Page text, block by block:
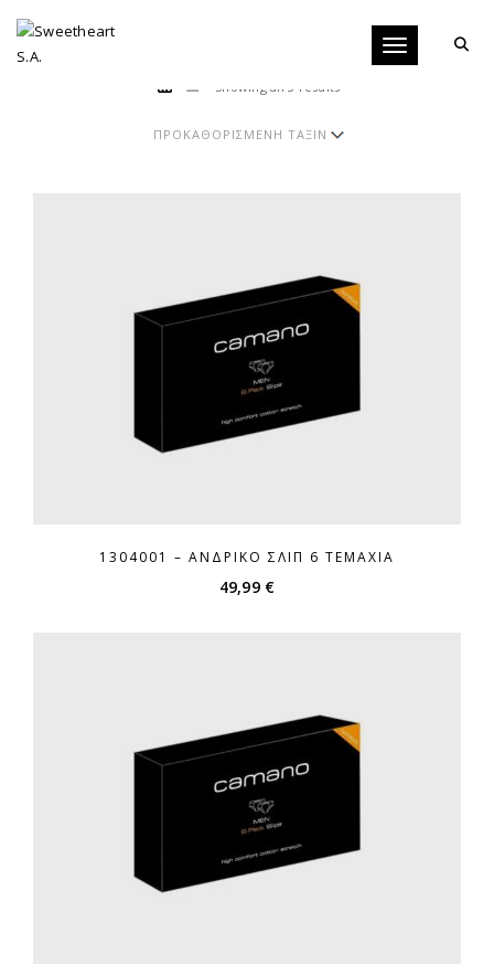
Toggle
Showing all 3 results
1304001 – ΑΝΔΡΙΚΌ ΣΛΙΠ 6 ΤΕΜΆΧΙΑ
49,99 €